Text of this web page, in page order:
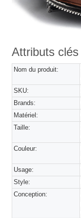
Attributs clés
Nom du produit:
SKU:
Brands:
Matériel:
Taille:
Couleur:
Usage:
Style:
Conception: